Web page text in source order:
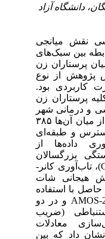
دانشگاه آزاد
نقش میانجی
بین سبک‌های
پرستاران زن
از نوع
بود.
پرستاران زن
و درمانی شهر
میان آن‌ها۳۸۵
و طبقه‌ای
داده‌ها از
بزرگسالان
تاب‌آوری کانر-
شات
با استفاده
و در دو
(ضریب
معادلات
داد که بین